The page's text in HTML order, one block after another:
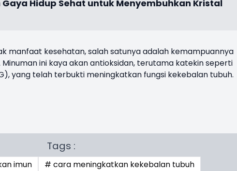
Gaya Hidup Sehat untuk Menyembuhkan Kristal
manfaat kesehatan, salah satunya adalah kemampuannya
ini kaya akan antioksidan, terutama katekin seperti
yang telah terbukti meningkatkan fungsi kekebalan tubuh.
Tags :
imun
# cara meningkatkan kekebalan tubuh